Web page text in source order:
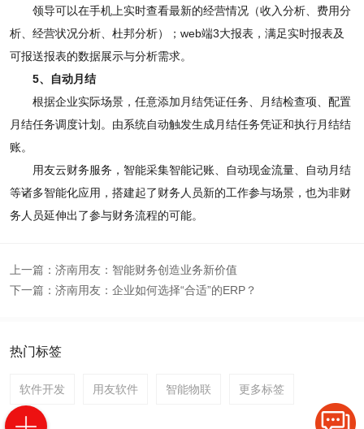
领导可以在手机上实时查看最新的经营情况（收入分析、费用分
析、经营状况分析、杜邦分析）；web端3大报表，满足实时报表及
可报送报表的数据展示与分析需求。
5、自动月结
根据企业实际场景，任意添加月结凭证任务、月结检查项、配置
月结任务调度计划。由系统自动触发生成月结任务凭证和执行月结结
账。
用友云财务服务，智能采集智能记账、自动现金流量、自动月结
等诸多智能化应用，搭建起了财务人员新的工作参与场景，也为非财
务人员延伸出了参与财务流程的可能。
上一篇： 济南用友：智能财务创造业务新价值
下一篇： 济南用友：企业如何选择“合适”的ERP？
热门标签
软件开发 用友软件 智能物联 更多标签